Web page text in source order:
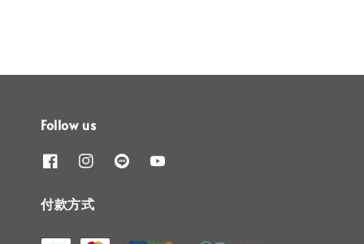
Follow us
付款方式